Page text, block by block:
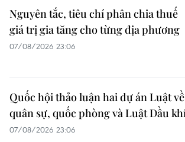
Nguyên tắc, tiêu chí phân chia thuế
giá trị gia tăng cho từng địa phương
07/08/2026 23:06
Quốc hội thảo luận hai dự án Luật về
quân sự, quốc phòng và Luật Dầu
07/08/2026 23:06